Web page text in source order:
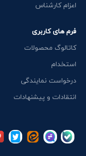
اعزام کارشناس
فرم های کاربری
کاتالوگ محصولات
استخدام
درخواست نمایندگی
انتقادات و پیشنهادات